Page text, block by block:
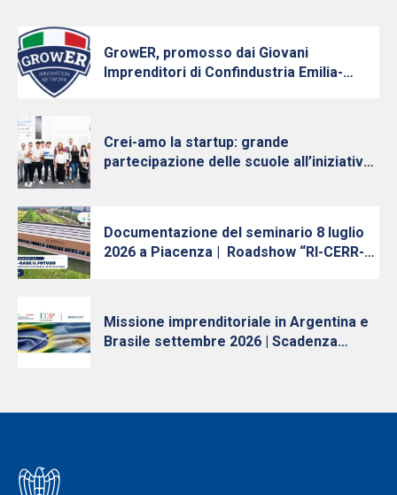
GrowER, promosso dai Giovani
Imprenditori di Confindustria Emilia-
Crei-amo la startup: grande
partecipazione delle scuole all’iniziativa
Documentazione del seminario 8 luglio
2026 a Piacenza | Roadshow “RI-CERR-
Missione imprenditoriale in Argentina e
Brasile settembre 2026 | Scadenza